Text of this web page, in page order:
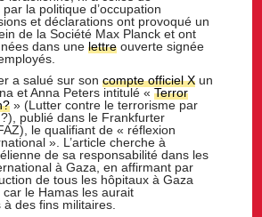
la politique d’occupation
et déclarations ont provoqué un
de la Société Max Planck et ont
dans unelettre ouverte signée
a salué sur soncompte officiel X un
et Anna Peters intitulé «Terror
» (Lutter contre le terrorisme par
publié dans le Frankfurter
le qualifiant de « réflexion
». L’article cherche à
de sa responsabilité dans les
à Gaza, en affirmant par
de tous les hôpitaux à Gaza
le Hamas les aurait
des fins militaires.